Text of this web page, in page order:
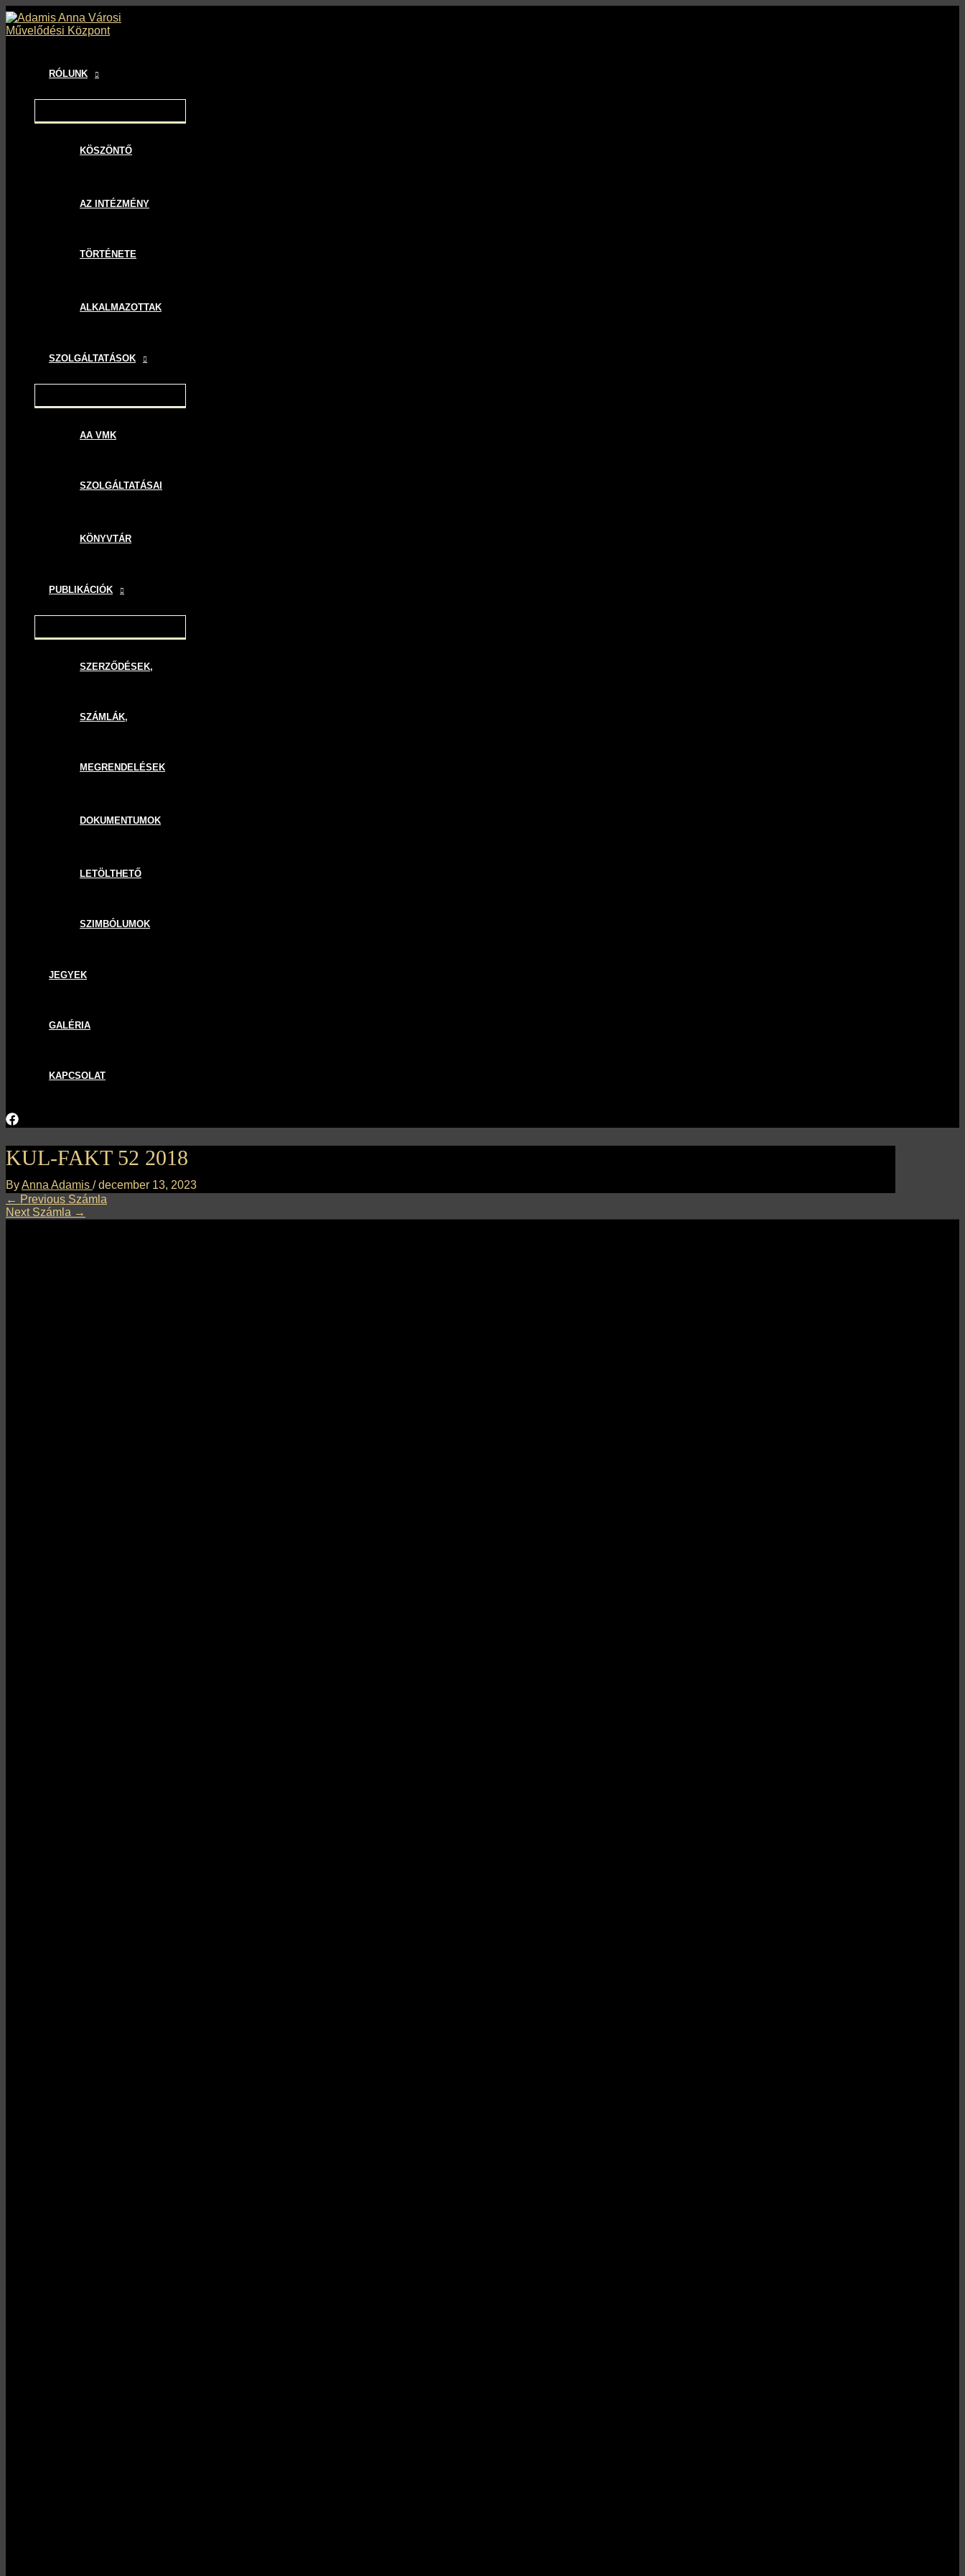
Skip
to
content
RÓLUNK
MENU
TOGGLE
KÖSZÖNTŐ
AZ INTÉZMÉNY
TÖRTÉNETE
ALKALMAZOTTAK
SZOLGÁLTATÁSOK
MENU
TOGGLE
AA VMK
SZOLGÁLTATÁSAI
KÖNYVTÁR
PUBLIKÁCIÓK
MENU
TOGGLE
SZERZŐDÉSEK,
SZÁMLÁK,
MEGRENDELÉSEK
DOKUMENTUMOK
LETÖLTHETŐ
SZIMBÓLUMOK
JEGYEK
GALÉRIA
KAPCSOLAT
KUL-FAKT 52 2018
ByAnna Adamis /december 13, 2023
Bejegyzés
navigáció
← Previous Számla
Next Számla →